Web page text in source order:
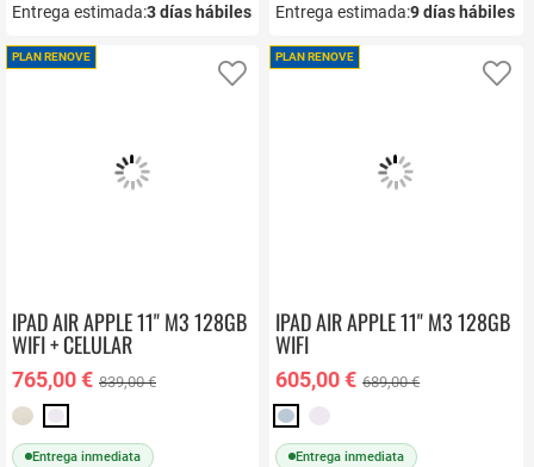
Entrega estimada:3días hábiles Entrega estimada:9días hábiles
PLAN RENOVE
Añadir a favoritos
IPAD AIR APPLE 11" M3 128GB
WIFI + CELULAR
765,00 € 839,00 €
Entrega inmediata
PLAN RENOVE
IPAD AIR APPLE 11" M3 128GB
WIFI
605,00 € 689,00 €
Entrega inmediata